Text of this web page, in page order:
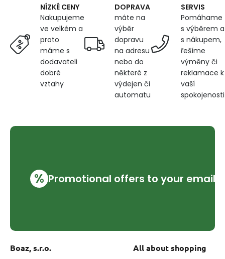
NÍZKÉ CENY
Nakupujeme
ve velkém a
proto
máme s
dodavateli
dobré
vztahy
DOPRAVA
máte na
výběr
dopravu
na adresu
nebo do
některé z
výdejen či
automatu
SERVIS
Pomáhame
s výběrem a
s nákupem,
řešíme
výměny či
reklamace k
vaší
spokojenosti
% Promotional offers to your email
Boaz, s.r.o. All about shopping